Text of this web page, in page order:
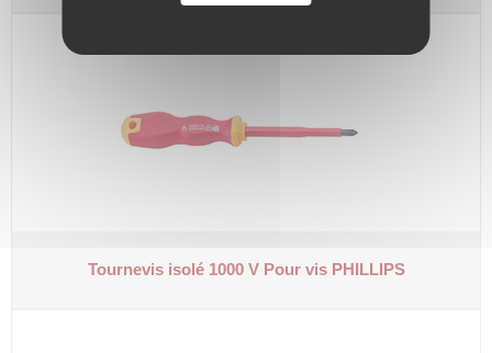
Tournevis isolé 1000 VPour vis PHILLIPS